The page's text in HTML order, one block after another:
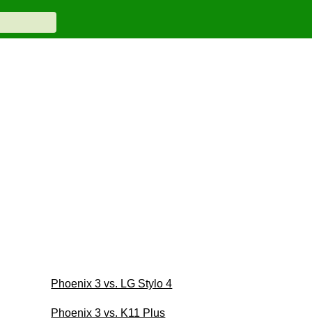
Phoenix 3 vs. LG Stylo 4
Phoenix 3 vs. K11 Plus